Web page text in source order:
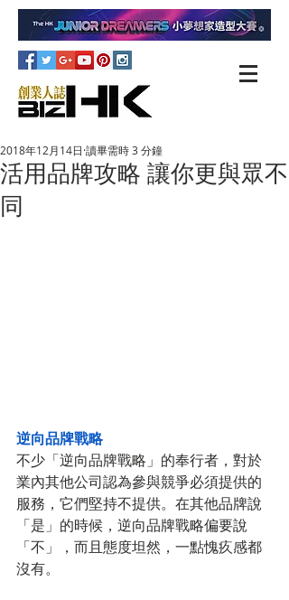
活用品牌攻略 讓你更與眾不
同
2018年12月14日 讀畢需時 3 分鐘
逆向品牌戰略
不少「逆向品牌戰略」的奉行者，對於
業內其他公司認為參與競爭必須提供的
服務，它們堅持不提供。在其他品牌說
「是」的時候，逆向品牌戰略偏要說
「不」，而且態度坦然，一點愧疚感都
沒有。